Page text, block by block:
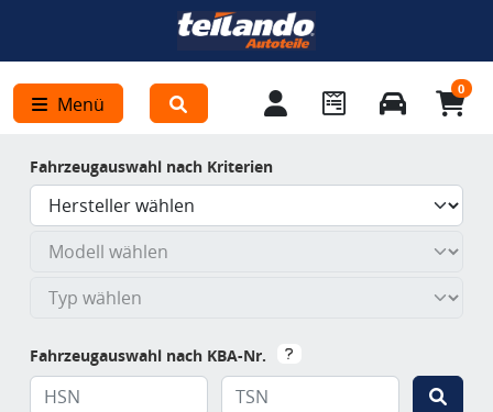
Menü
0
Fahrzeugauswahl nach Kriterien
Fahrzeugauswahl nach KBA-Nr.